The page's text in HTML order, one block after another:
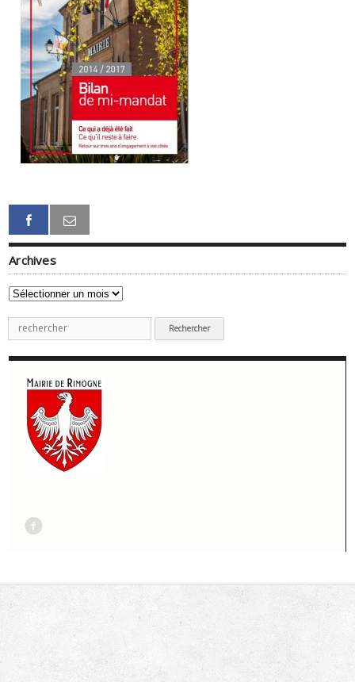
Archives
Archives
Recherche
pour
:
